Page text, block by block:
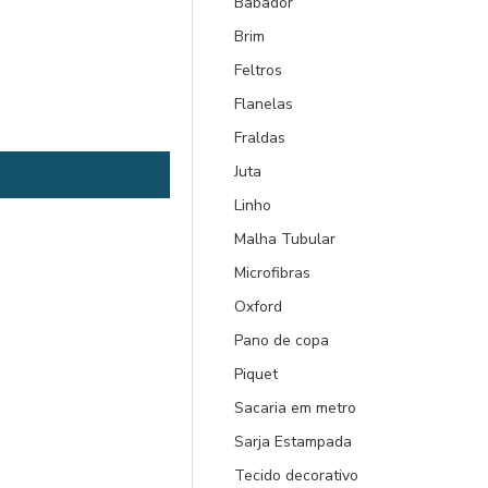
Brim
Feltros
Flanelas
Fraldas
Juta
Linho
Malha Tubular
Microfibras
Oxford
Pano de copa
Piquet
Sacaria em metro
Sarja Estampada
Tecido decorativo